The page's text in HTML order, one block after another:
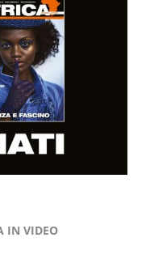
IN VIDEO